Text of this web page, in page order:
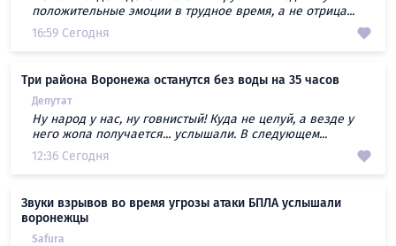
положительные эмоции в трудное время, а не отрица...
16:59 Сегодня
Три района Воронежа останутся без воды на 35 часов
Депутат
Ну народ у нас, ну говнистый! Куда не целуй, а везде у
него жопа получается... услышали. В следующем...
12:36 Сегодня
Звуки взрывов во время угрозы атаки БПЛА услышали
воронежцы
Safura